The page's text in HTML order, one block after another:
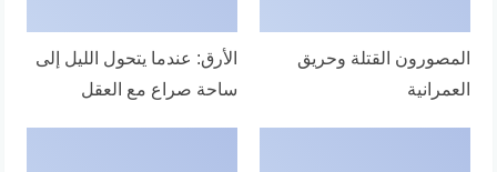
الأرق: عندما يتحول الليل إلى
ساحة صراع مع العقل
المصورون القتلة وحريق
العمرانية